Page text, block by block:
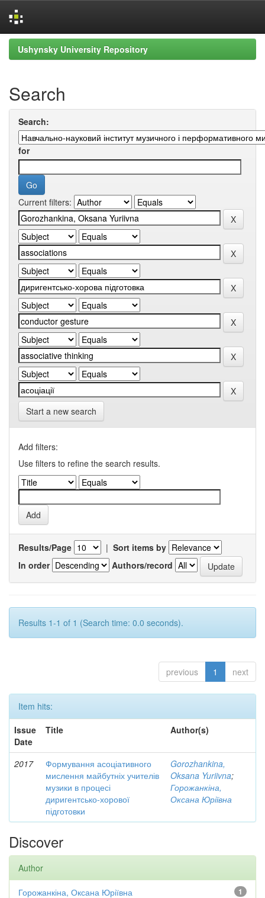
Skip
navigation
Ushynsky University Repository
Search
Search:
for
Current filters:
Start a new search
Add filters:
Use filters to refine the search results.
Results/Page | Sort items by
In order
Authors/record
Results 1-1 of 1 (Search time: 0.0 seconds).
previous 1 next
Item hits:
Issue
Date
Title Author(s)
2017
Формування асоціативного
мислення майбутніх учителів
музики в процесі
диригентсько-хорової
підготовки
Gorozhankina,
Oksana Yuriivna;
Горожанкіна,
Оксана Юріївна
Discover
Author
1
Горожанкіна, Оксана Юріївна